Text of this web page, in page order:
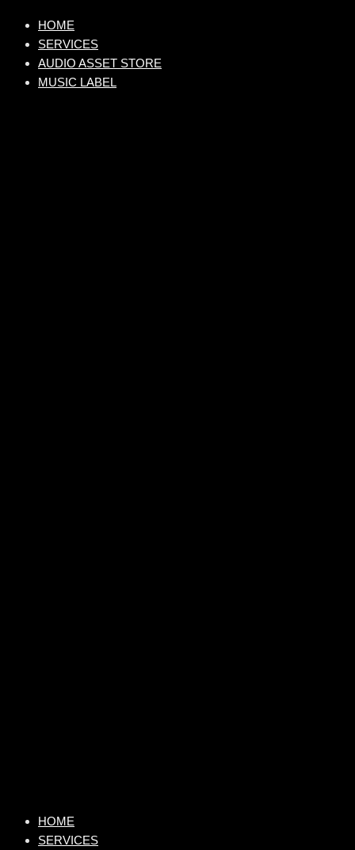
HOME
SERVICES
AUDIO ASSET STORE
MUSIC LABEL
HOME
SERVICES